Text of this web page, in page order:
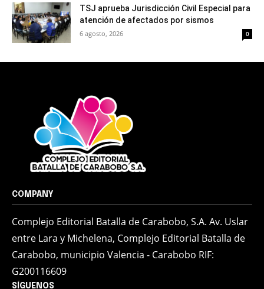
TSJ aprueba Jurisdicción Civil Especial para
atención de afectados por sismos
6 agosto, 2026 0
COMPANY
Complejo Editorial Batalla de Carabobo, S.A. Av. Uslar
entre Lara y Michelena, Complejo Editorial Batalla de
Carabobo, municipio Valencia - Carabobo RIF:
G200116609
SÍGUENOS